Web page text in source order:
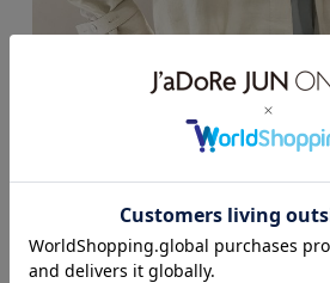
袖口やウエストをきゅっと絞れ、